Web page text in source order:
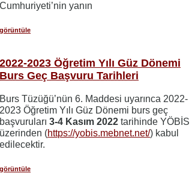
Cumhuriyeti’nin yanın
görüntüle
2022-2023 Öğretim Yılı Güz Dönemi
Burs Geç Başvuru Tarihleri
Burs Tüzüğü’nün 6. Maddesi uyarınca 2022-
2023 Öğretim Yılı Güz Dönemi burs geç
başvuruları3-4 Kasım 2022 tarihinde YÖBİS
üzerinden (https://yobis.mebnet.net/) kabul
edilecektir.
görüntüle